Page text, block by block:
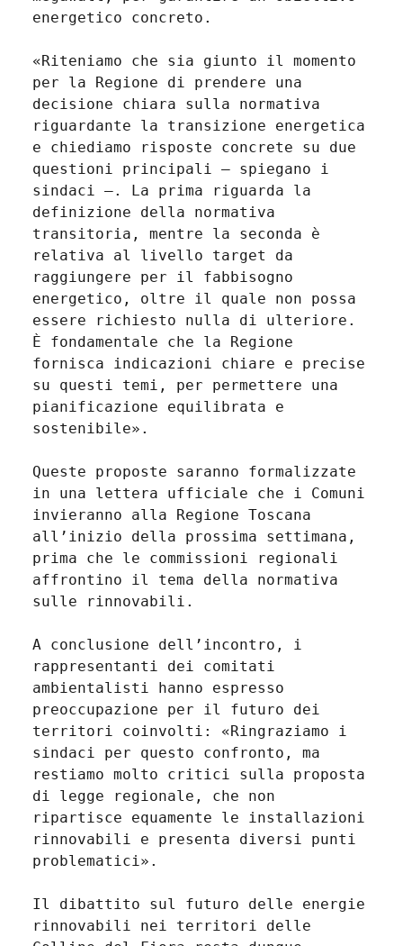
energetico concreto.
«Riteniamo che sia giunto il momento
per la Regione di prendere una
decisione chiara sulla normativa
riguardante la transizione energetica
e chiediamo risposte concrete su due
questioni principali – spiegano i
sindaci –. La prima riguarda la
definizione della normativa
transitoria, mentre la seconda è
relativa al livello target da
raggiungere per il fabbisogno
energetico, oltre il quale non possa
essere richiesto nulla di ulteriore.
È fondamentale che la Regione
fornisca indicazioni chiare e precise
su questi temi, per permettere una
pianificazione equilibrata e
sostenibile».
Queste proposte saranno formalizzate
in una lettera ufficiale che i Comuni
invieranno alla Regione Toscana
all’inizio della prossima settimana,
prima che le commissioni regionali
affrontino il tema della normativa
sulle rinnovabili.
A conclusione dell’incontro, i
rappresentanti dei comitati
ambientalisti hanno espresso
preoccupazione per il futuro dei
territori coinvolti: «Ringraziamo i
sindaci per questo confronto, ma
restiamo molto critici sulla proposta
di legge regionale, che non
ripartisce equamente le installazioni
rinnovabili e presenta diversi punti
problematici».
Il dibattito sul futuro delle energie
rinnovabili nei territori delle